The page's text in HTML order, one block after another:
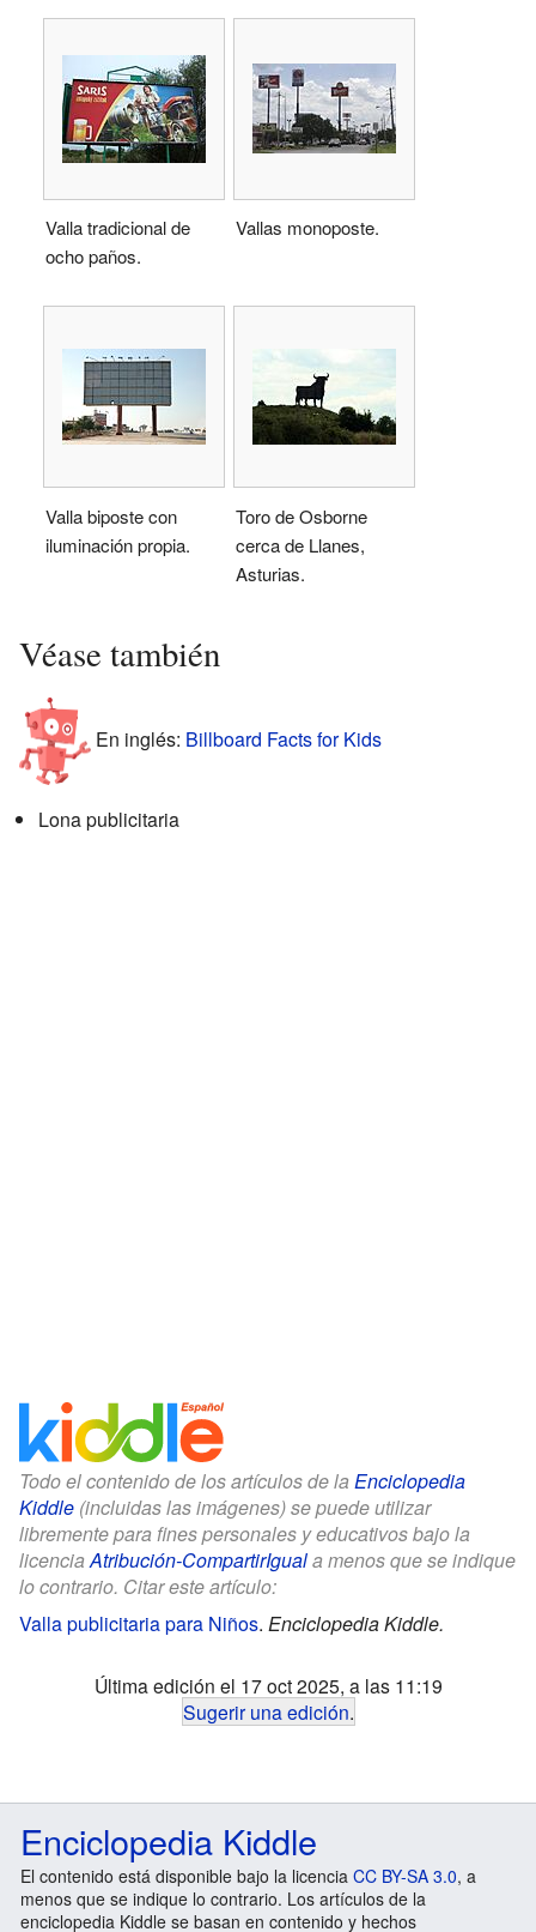
Valla tradicional de
ocho paños.
Vallas monoposte.
Valla biposte con
iluminación propia.
Toro de Osborne
cerca de Llanes,
Asturias.
Véase también
En inglés: Billboard Facts for Kids
Lona publicitaria
Todo el contenido de los artículos de la Enciclopedia
Kiddle (incluidas las imágenes) se puede utilizar
libremente para fines personales y educativos bajo la
licenciaAtribución-CompartirIguala menos que se indique
lo contrario. Citar este artículo:
Valla publicitaria para Niños. Enciclopedia Kiddle.
Última edición el 17 oct 2025, a las 11:19
Sugerir una edición.
Enciclopedia Kiddle
El contenido está disponible bajo la licencia CC BY-SA 3.0, a
menos que se indique lo contrario. Los artículos de la
enciclopedia Kiddle se basan en contenido y hechos